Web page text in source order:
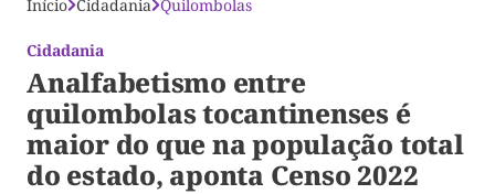
Início Cidadania Quilombolas
Cidadania
Analfabetismo entre
quilombolas tocantinenses é
maior do que na população total
do estado, aponta Censo 2022